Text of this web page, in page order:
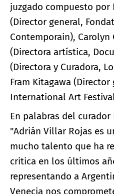
juzgado compuesto por
(Director general,
Contemporain),
(Directora artística,
(Directora y Curadora,
Fram Kitagawa
International Art
En palabras del
"Adrián Villar Rojas es
mucho talento que ha
critica en los últimos
representando a
Venecia nos